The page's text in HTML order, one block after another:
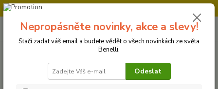
+420 728 500 481
Po-Pá 8:00 - 17:00
0
za0 Kč
Nepropásněte novinky, akce a slevy!
Stačí zadat váš email a budete vědět o všech novinkách ze světa
Benelli.
Odeslat